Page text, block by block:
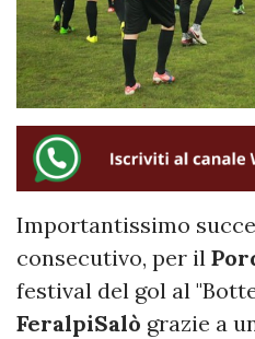
Importantissimo
consecutivo, per il
festival del gol al
FeralpiSalò grazie a